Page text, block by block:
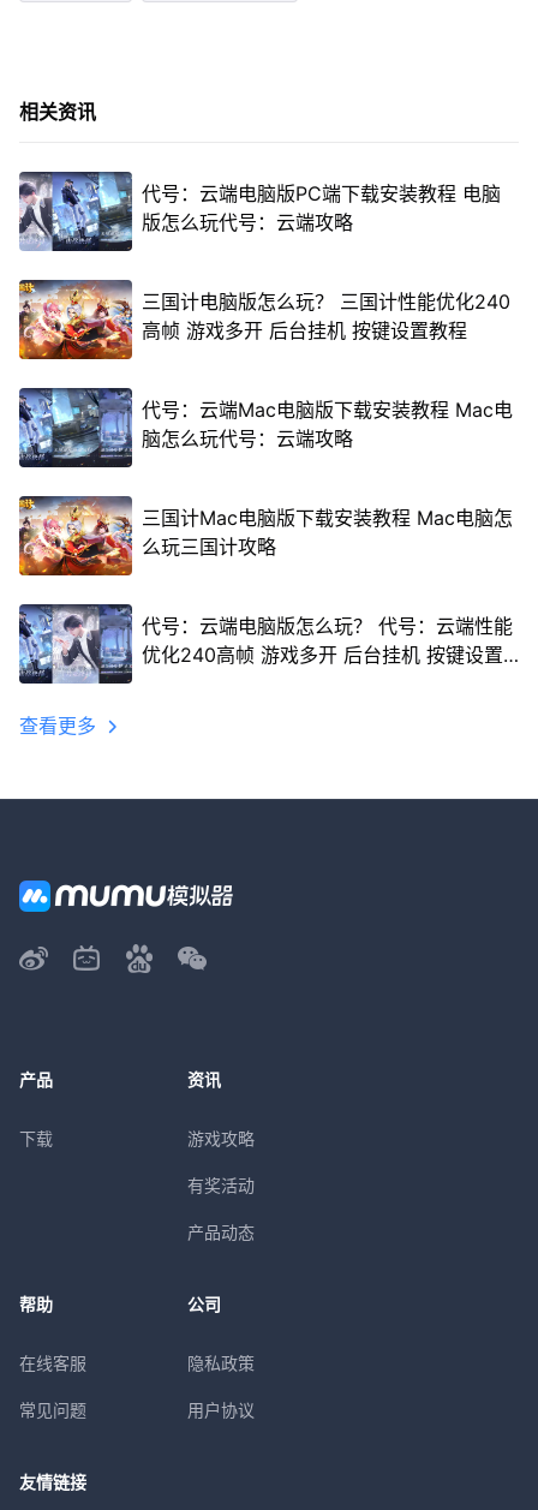
相关资讯
代号：云端电脑版PC端下载安装教程 电脑
版怎么玩代号：云端攻略
三国计电脑版怎么玩？ 三国计性能优化240
高帧 游戏多开 后台挂机 按键设置教程
代号：云端Mac电脑版下载安装教程 Mac电
脑怎么玩代号：云端攻略
三国计Mac电脑版下载安装教程 Mac电脑怎
么玩三国计攻略
代号：云端电脑版怎么玩？ 代号：云端性能
优化240高帧 游戏多开 后台挂机 按键设置
查看更多
产品
下载
资讯
游戏攻略
有奖活动
产品动态
帮助
在线客服
常见问题
公司
隐私政策
用户协议
友情链接